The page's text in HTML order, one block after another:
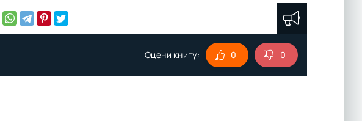
Оцени книгу: 0 0